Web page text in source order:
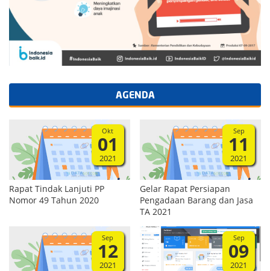
AGENDA
Okt
01
2021
Rapat Tindak Lanjuti PP
Nomor 49 Tahun 2020
Sep
11
2021
Gelar Rapat Persiapan
Pengadaan Barang dan Jasa
TA 2021
Sep
12
2021
Sep
09
2021